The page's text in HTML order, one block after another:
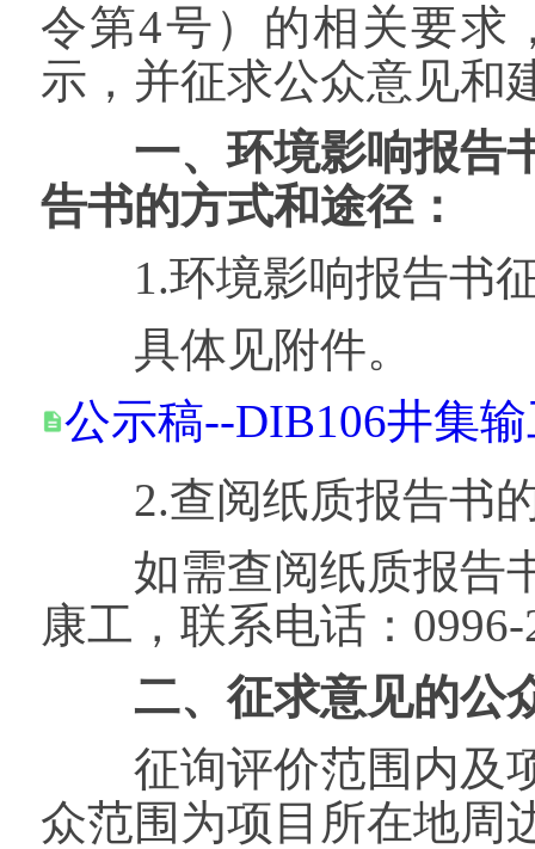
令第4号）的相关要求
示，并征求公众意见和
一、环境影响报告书
告书的方式和途径：
1.环境影响报告书征
具体见附件。
公示稿--DIB106井集
2.查阅纸质报告书的
如需查阅纸质报告书
康工，联系电话：0996-
二、征求意见的公
征询评价范围内及项
众范围为项目所在地周